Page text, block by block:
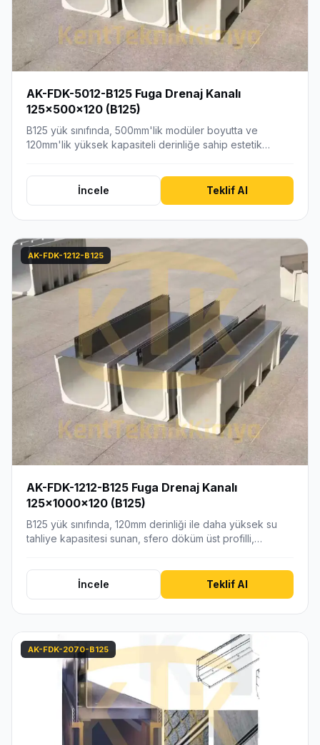
AK-FDK-5012-B125 Fuga Drenaj Kanalı
125x500x120 (B125)
B125 yük sınıfında, 500mm'lik modüler boyutta ve
120mm'lik yüksek kapasiteli derinliğe sahip estetik
İncele Teklif Al
AK-FDK-1212-B125
AK-FDK-1212-B125 Fuga Drenaj Kanalı
125x1000x120 (B125)
B125 yük sınıfında, 120mm derinliği ile daha yüksek su
tahliye kapasitesi sunan, sfero döküm üst profilli,…
İncele Teklif Al
AK-FDK-2070-B125